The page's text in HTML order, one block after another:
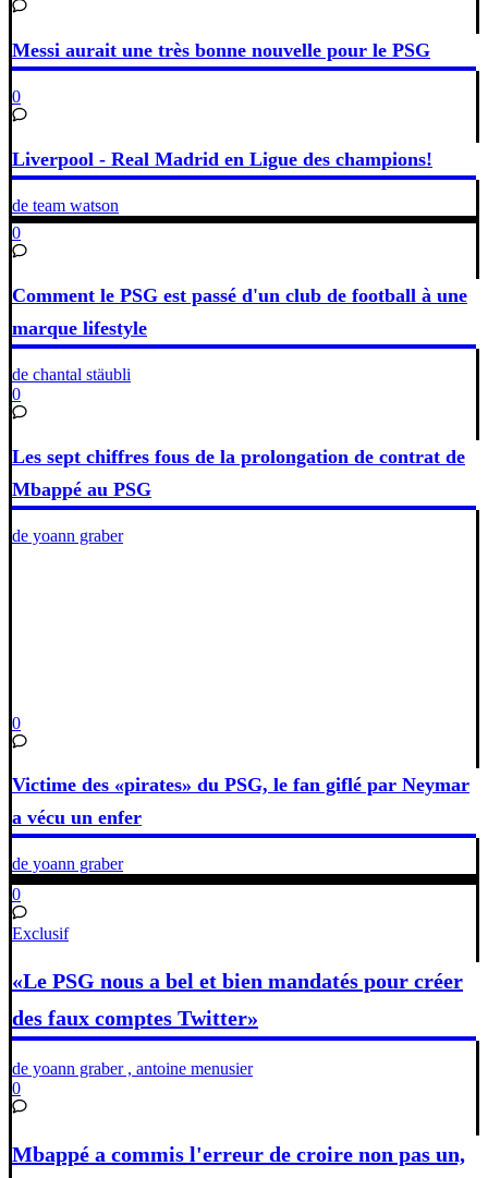
Messi aurait une très bonne nouvelle pour le PSG
0
Liverpool - Real Madrid en Ligue des champions!
de team watson
0
Comment le PSG est passé d'un club de football à une
marque lifestyle
de chantal stäubli
0
Les sept chiffres fous de la prolongation de contrat de
Mbappé au PSG
de yoann graber
0
Victime des «pirates» du PSG, le fan giflé par Neymar
a vécu un enfer
de yoann graber
0
Exclusif
«Le PSG nous a bel et bien mandatés pour créer
des faux comptes Twitter»
de yoann graber , antoine menusier
0
Mbappé a commis l'erreur de croire non pas un,